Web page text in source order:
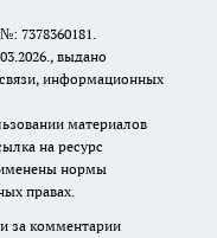
7378360181.
выдано
информационных
материалов
на ресурс
нормы
правах.
за комментарии